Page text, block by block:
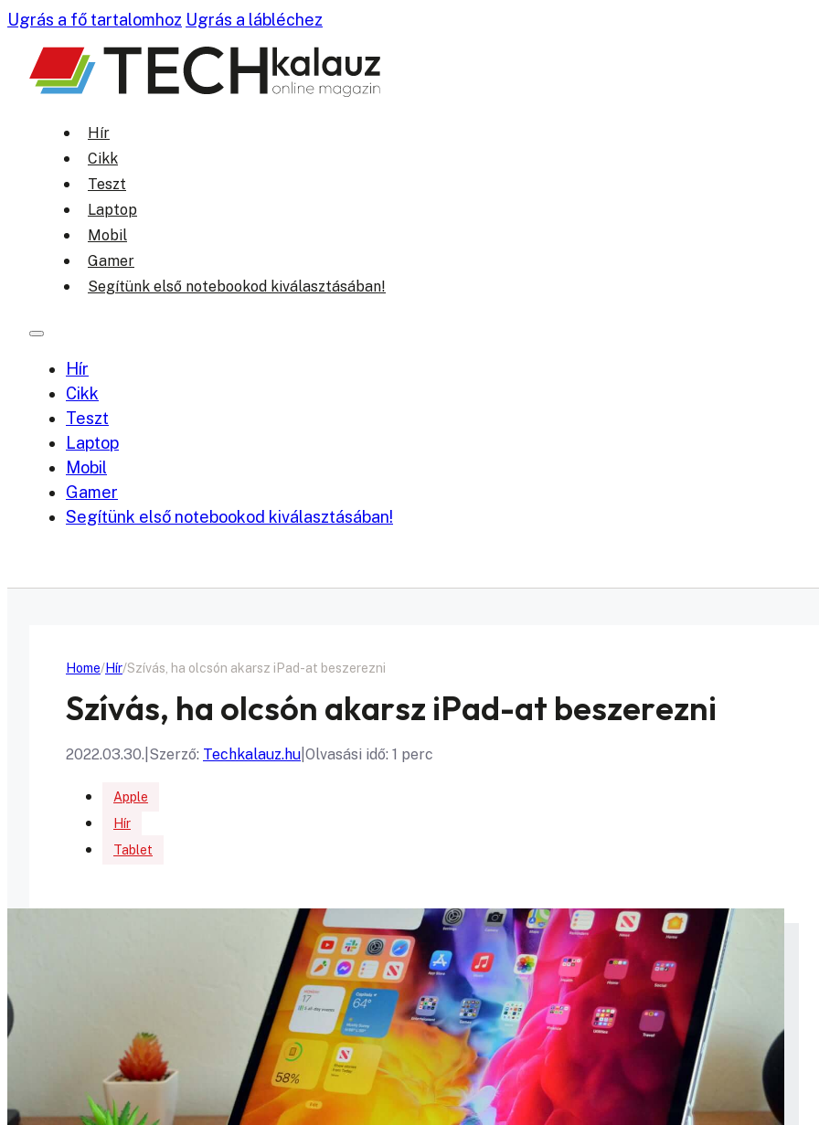
Ugrás a fő tartalomhoz Ugrás a lábléchez
Hír
Cikk
Teszt
Laptop
Mobil
Gamer
Segítünk első notebookod kiválasztásában!
Hír
Cikk
Teszt
Laptop
Mobil
Gamer
Segítünk első notebookod kiválasztásában!
Home Hír Szívás, ha olcsón akarsz iPad-at beszerezni
Szívás, ha olcsón akarsz iPad-at beszerezni
2022.03.30. Szerző: Techkalauz.hu Olvasási idő: 1 perc
Apple
Hír
Tablet